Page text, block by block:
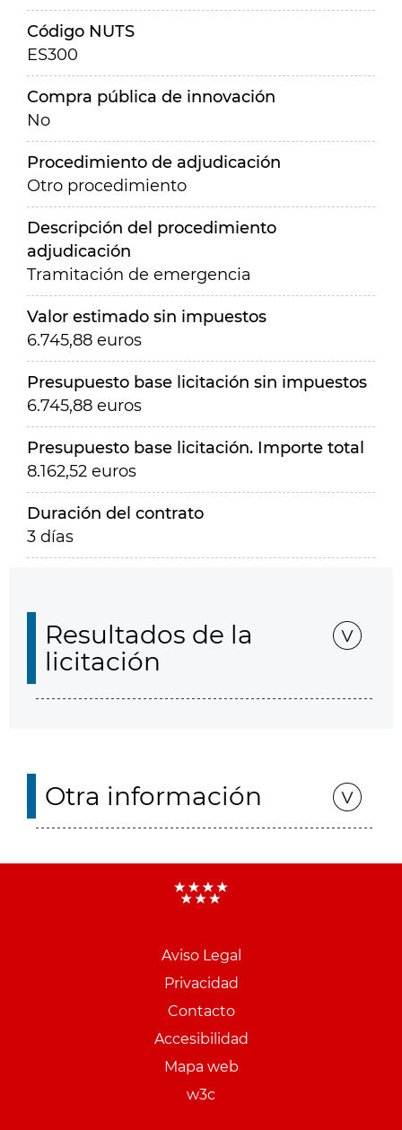
Código NUTS
ES300
Compra pública de innovación
No
Procedimiento de adjudicación
Otro procedimiento
Descripción del procedimiento
adjudicación
Tramitación de emergencia
Valor estimado sin impuestos
6.745,88 euros
Presupuesto base licitación sin impuestos
6.745,88 euros
Presupuesto base licitación. Importe total
8.162,52 euros
Duración del contrato
3 días
Resultados de la
licitación
Otra información
Aviso Legal
Privacidad
Contacto
Accesibilidad
Mapa web
w3c